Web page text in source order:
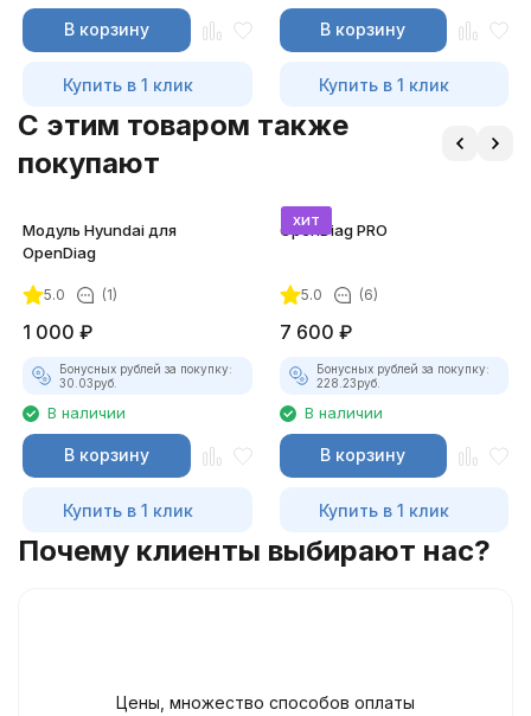
В корзину
Купить в 1 клик
В корзину
Купить в 1 клик
C этим товаром также
покупают
Модуль Hyundai для
OpenDiag
5.0 (1)
1 000 ₽
Бонусных рублей за покупку:
30.03руб.
В наличии
В корзину
Купить в 1 клик
хит
OpenDiag PRO
5.0 (6)
7 600 ₽
Бонусных рублей за покупку:
228.23руб.
В наличии
В корзину
Купить в 1 клик
Почему клиенты выбирают нас?
Цены, множество способов оплаты